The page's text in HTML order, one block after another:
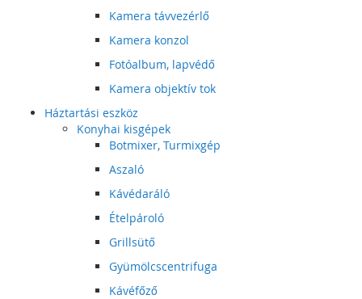
Kamera távvezérlő
Kamera konzol
Fotóalbum, lapvédő
Kamera objektív tok
Háztartási eszköz
Konyhai kisgépek
Botmixer, Turmixgép
Aszaló
Kávédaráló
Ételpároló
Grillsütő
Gyümölcscentrifuga
Kávéfőző